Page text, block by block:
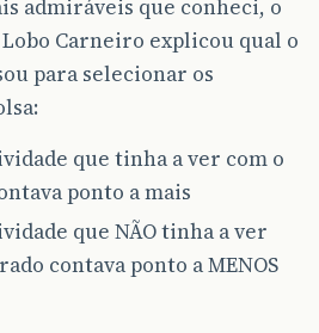
admiráveis que conheci, o
Carneiro explicou qual o
para selecionar os
que tinha a ver com o
ponto a mais
que NÃO tinha a ver
contava ponto a MENOS